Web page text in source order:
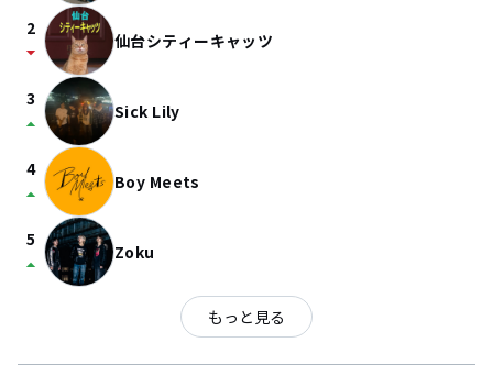
2
arrow_drop_down 仙台シティーキャッツ
3
arrow_drop_up Sick Lily
4
arrow_drop_up Boy Meets
5
arrow_drop_up Zoku
もっと見る